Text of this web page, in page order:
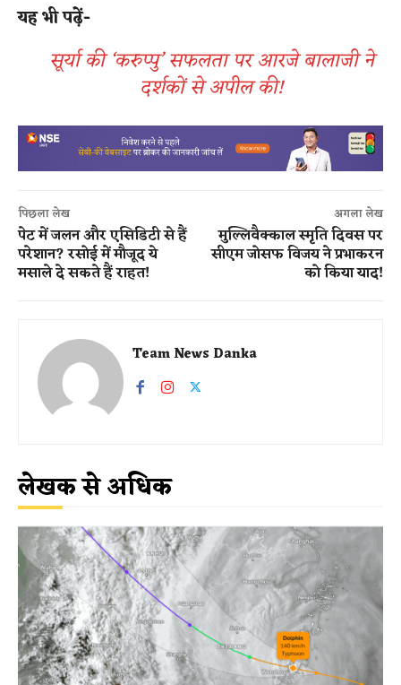
यह भी पढ़ें-
सूर्या की ‘करुप्पु’ सफलता पर आरजे बालाजी ने
दर्शकों से अपील की!
पिछला लेख
पेट में जलन और एसिडिटी से हैं
परेशान? रसोई में मौजूद ये
मसाले दे सकते हैं राहत​!
अगला लेख
मुल्लिवैक्काल स्मृति दिवस पर
सीएम जोसफ विजय ने प्रभाकरन
को किया याद!
Team News Danka
लेखक से अधिक